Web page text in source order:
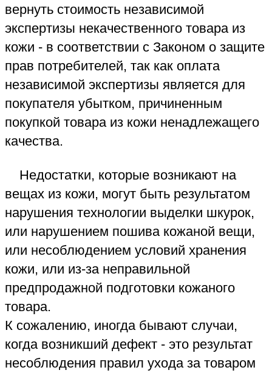
кожаной одежды, сумки, куртки
выполненной экспертом-товароведом
Независимого Экспертного Центра
"КРДэксперт", вы сможете предъявить
обоснованную претензию продавцу
вернуть деньги, уплаченные за товар с
браком. В случае не урегулирования
конфликта с магазином о возврате денег
вы можете обратиться в суд о защите
прав потребителей - в этом случае
независимую товароведческую
необходимо приложить к исковому
заявлению в суд.
прав потребителей" пошлиной не
облагается (бесплатно). В исковом
заявлении в суд следует указать: "Прошу
стоимость независимой экспертизы
товара возложить на ответчика", и